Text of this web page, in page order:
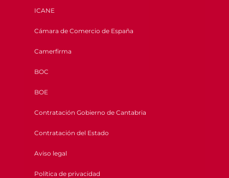
ICANE
Cámara de Comercio de España
Camerfirma
BOC
BOE
Contratación Gobierno de Cantabria
Contratación del Estado
Aviso legal
Política de privacidad